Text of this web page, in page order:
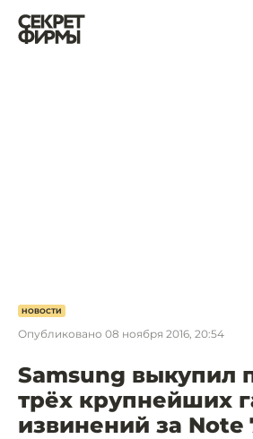
НОВОСТИ
Опубликовано 08 ноября 2016, 20:54
Samsung выкупил
трёх крупнейших
извинений за Note